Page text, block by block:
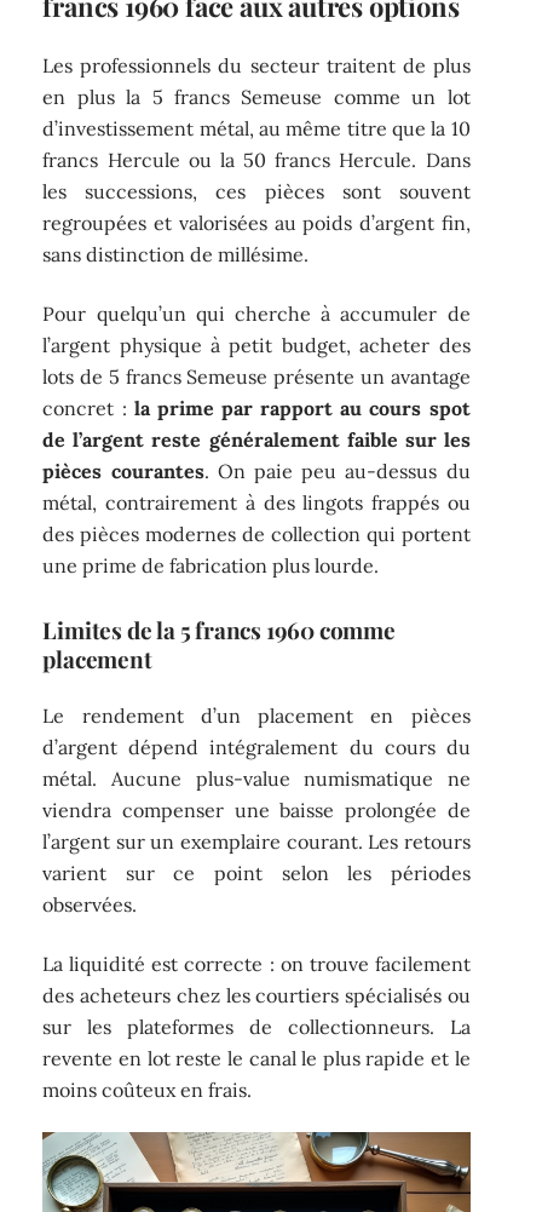
Les professionnels du secteur traitent de plus
en plus la 5 francs Semeuse comme un lot
d’investissement métal, au même titre que la 10
francs Hercule ou la 50 francs Hercule. Dans
les successions, ces pièces sont souvent
regroupées et valorisées au poids d’argent fin,
sans distinction de millésime.
Pour quelqu’un qui cherche à accumuler de
l’argent physique à petit budget, acheter des
lots de 5 francs Semeuse présente un avantage
concret : la prime par rapport au cours spot
de l’argent reste généralement faible sur les
pièces courantes. On paie peu au-dessus du
métal, contrairement à des lingots frappés ou
des pièces modernes de collection qui portent
une prime de fabrication plus lourde.
Limites de la 5 francs 1960 comme
placement
Le rendement d’un placement en pièces
d’argent dépend intégralement du cours du
métal. Aucune plus-value numismatique ne
viendra compenser une baisse prolongée de
l’argent sur un exemplaire courant. Les retours
varient sur ce point selon les périodes
observées.
La liquidité est correcte : on trouve facilement
des acheteurs chez les courtiers spécialisés ou
sur les plateformes de collectionneurs. La
revente en lot reste le canal le plus rapide et le
moins coûteux en frais.